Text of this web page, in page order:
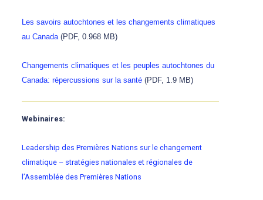
Les savoirs autochtones et les changements climatiques
au Canada(PDF, 0.968 MB)
Changements climatiques et les peuples autochtones du
Canada: répercussions sur la santé (PDF, 1.9 MB)
Webinaires:
Leadership des Premières Nations sur le changement
climatique – stratégies nationales et régionales de
l’Assemblée des Premières Nations